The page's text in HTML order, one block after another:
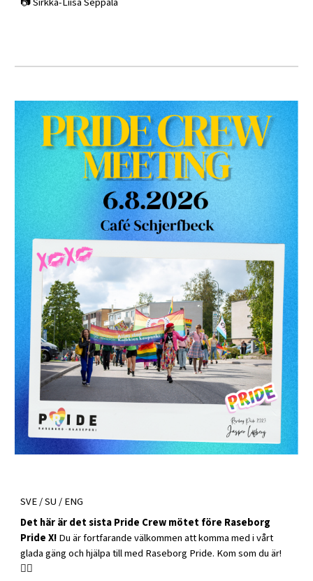
SVE / SU / ENG
Det här är det sista Pride Crew mötet före Raseborg
Pride X!Du är fortfarande välkommen att komma med i vårt
glada gäng och hjälpa till med Raseborg Pride. Kom som du är!
🏳️‍🌈